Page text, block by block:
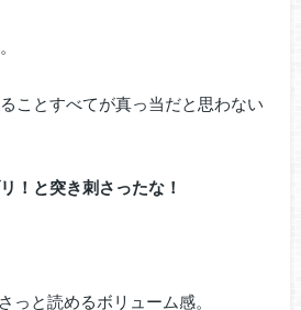
ことすべてが真っ当だと思わない
！と突き刺さったな！
っと読めるボリューム感。